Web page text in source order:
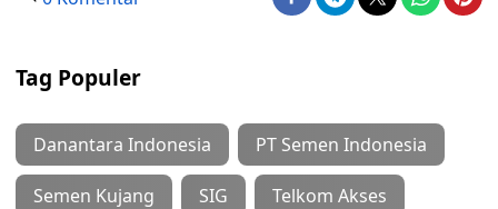
Tag Populer
Danantara Indonesia PT Semen Indonesia
Semen Kujang SIG Telkom Akses